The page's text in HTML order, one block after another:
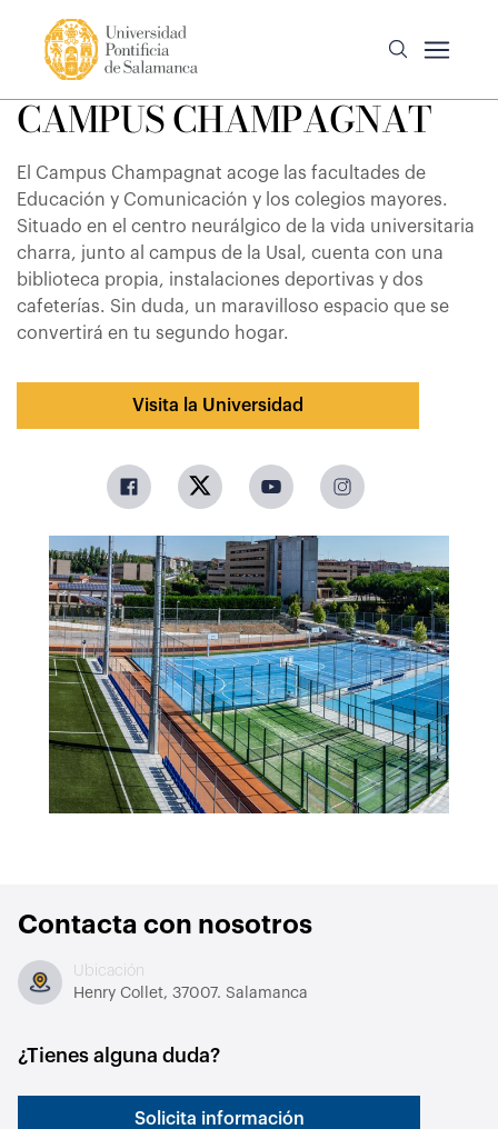
CAMPUS CHAMPAGNAT
El Campus Champagnat acoge las facultades de
Educación y Comunicación y los colegios mayores.
Situado en el centro neurálgico de la vida universitaria
charra, junto al campus de la Usal, cuenta con una
biblioteca propia, instalaciones deportivas y dos
cafeterías. Sin duda, un maravilloso espacio que se
convertirá en tu segundo hogar.
Visita la Universidad
Contacta con nosotros
Ubicación
Henry Collet, 37007. Salamanca
¿Tienes alguna duda?
Solicita información